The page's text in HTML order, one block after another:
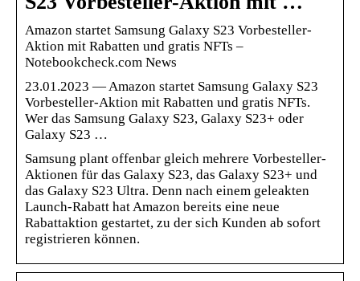
Amazon startet Samsung Galaxy S23 Vorbesteller-
Aktion mit Rabatten und gratis NFTs –
Notebookcheck.com News
23.01.2023 — Amazon startet Samsung Galaxy S23
Vorbesteller-Aktion mit Rabatten und gratis NFTs.
Wer das Samsung Galaxy S23, Galaxy S23+ oder
Galaxy S23 …
Samsung plant offenbar gleich mehrere Vorbesteller-
Aktionen für das Galaxy S23, das Galaxy S23+ und
das Galaxy S23 Ultra. Denn nach einem geleakten
Launch-Rabatt hat Amazon bereits eine neue
Rabattaktion gestartet, zu der sich Kunden ab sofort
registrieren können.